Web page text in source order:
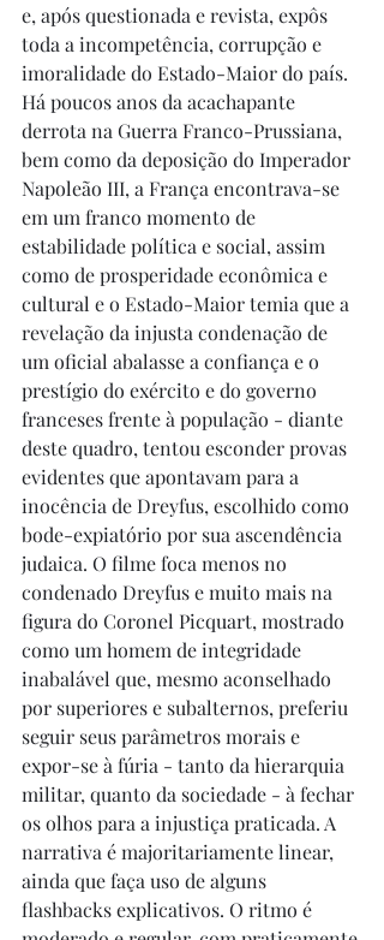
e, após questionada e revista, expôs
toda a incompetência, corrupção e
imoralidade do Estado-Maior do país.
Há poucos anos da acachapante
derrota na Guerra Franco-Prussiana,
bem como da deposição do Imperador
Napoleão III, a França encontrava-se
em um franco momento de
estabilidade política e social, assim
como de prosperidade econômica e
cultural e o Estado-Maior temia que a
revelação da injusta condenação de
um oficial abalasse a confiança e o
prestígio do exército e do governo
franceses frente à população - diante
deste quadro, tentou esconder provas
evidentes que apontavam para a
inocência de Dreyfus, escolhido como
bode-expiatório por sua ascendência
judaica. O filme foca menos no
condenado Dreyfus e muito mais na
figura do Coronel Picquart, mostrado
como um homem de integridade
inabalável que, mesmo aconselhado
por superiores e subalternos, preferiu
seguir seus parâmetros morais e
expor-se à fúria - tanto da hierarquia
militar, quanto da sociedade - à fechar
os olhos para a injustiça praticada. A
narrativa é majoritariamente linear,
ainda que faça uso de alguns
flashbacks explicativos. O ritmo é